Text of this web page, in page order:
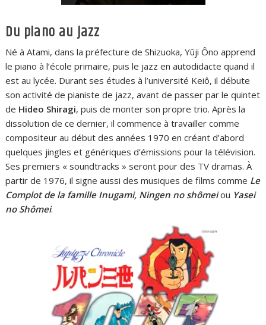
Du piano au jazz
Né à Atami, dans la préfecture de Shizuoka, Yûji Ôno apprend
le piano à l’école primaire, puis le jazz en autodidacte quand il
est au lycée. Durant ses études à l’université Keiô, il débute
son activité de pianiste de jazz, avant de passer par le quintet
de Hideo Shiragi, puis de monter son propre trio. Après la
dissolution de ce dernier, il commence à travailler comme
compositeur au début des années 1970 en créant d’abord
quelques jingles et génériques d’émissions pour la télévision.
Ses premiers « soundtracks » seront pour des TV dramas. À
partir de 1976, il signe aussi des musiques de films comme Le
Complot de la famille Inugami, Ningen no shômeiou Yasei
no Shômei.